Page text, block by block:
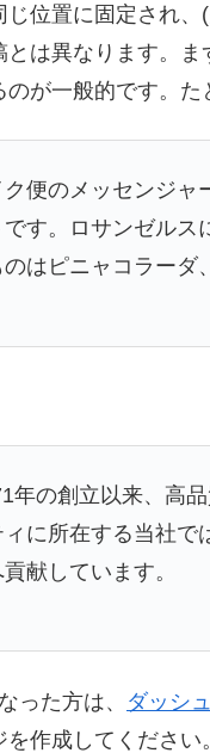
位置に固定され
は異なります。
が一般的です。た
便のメッセンジ
す。ロサンゼル
はピニャコラーダ
年の創立以来、高
に所在する当社
献しています。
った方は、 ダッシ
作成してくださ